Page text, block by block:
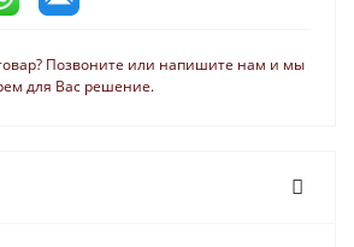
Позвоните или напишите нам и мы
для Вас решение.